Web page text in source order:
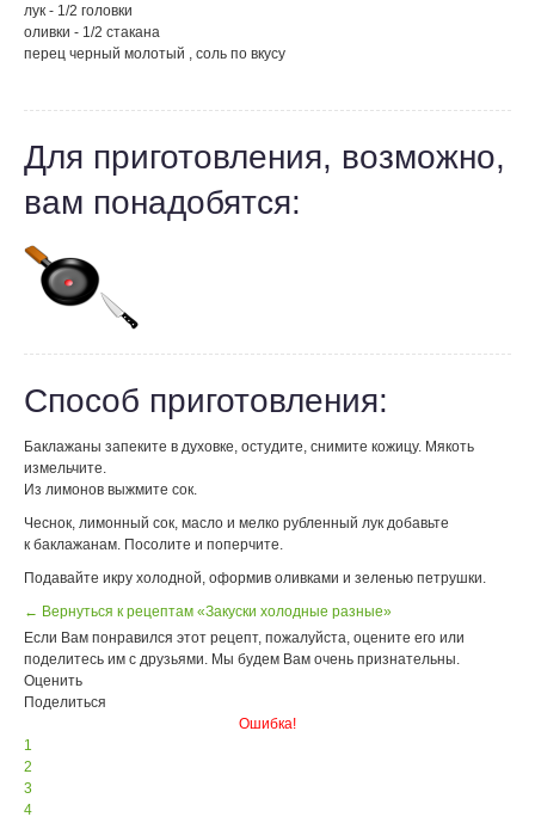
лук - 1/2 головки
оливки - 1/2 стакана
перец черный молотый , соль по вкусу
Для приготовления, возможно,
вам понадобятся:
Способ приготовления:
Баклажаны запеките в духовке, остудите, снимите кожицу. Мякоть
измельчите.
Из лимонов выжмите сок.
Чеснок, лимонный сок, масло и мелко рубленный лук добавьте
к баклажанам. Посолите и поперчите.
Подавайте икру холодной, оформив оливками и зеленью петрушки.
← Вернуться к рецептам «Закуски холодные разные»
Если Вам понравился этот рецепт, пожалуйста, оцените его или
поделитесь им с друзьями. Мы будем Вам очень признательны.
Оценить
Поделиться
Ошибка!
1
2
3
4